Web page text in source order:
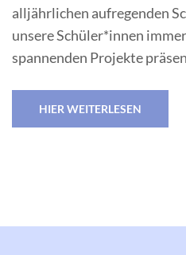
alljährlichen aufregenden
unsere Schüler*innen
spannenden Projekte
HIER WEITERLESEN